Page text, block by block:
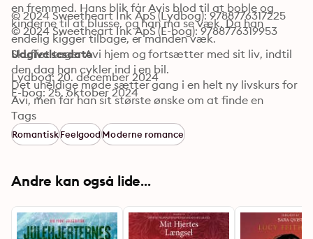
en fremmed. Hans blik får Avis blod til at boble og
kinderne til at blusse, og han må se væk. Da han
endelig kigger tilbage, er manden væk.
Skuffet tager Avi hjem og fortsætter med sit liv, indtil
den dag han cykler ind i en bil.
Det uheldige møde sætter gang i en helt ny livskurs for
Avi, men får han sit største ønske om at finde en
livspartner opfyldt til jul?
© 2024 Sweetheart Ink ApS (Lydbog): 9788776317225
© 2024 Sweetheart Ink ApS (E-bog): 9788776319953
Udgivelsesdato
Lydbog: 20. december 2024
E-bog: 25. oktober 2024
Tags
RomantiskFeelgoodModerne romance
Andre kan også lide...